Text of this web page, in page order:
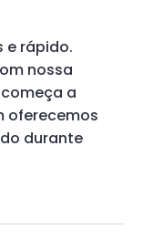
e rápido.
nossa
a
oferecemos
durante